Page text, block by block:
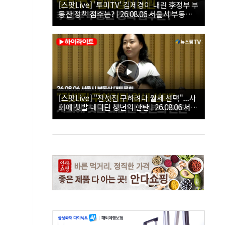
[스팟Live] '투미TV' 김제경이 내린 李정부 부
동산 정책 점수는? | 26.08.06 서울시 부동산
대토론회
[스팟Live] "전셋집 구하려다 월세 선택"...사
회에 첫발 내디딘 청년의 한탄 | 26.08.06 서울
시 부동산 대토론회